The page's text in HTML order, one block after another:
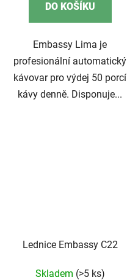
DO KOŠÍKU
Embassy Lima je
profesionální automatický
kávovar pro výdej 50 porcí
kávy denně. Disponuje...
Lednice Embassy C22
Skladem (>5 ks)